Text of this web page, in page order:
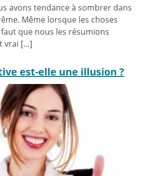
avons tendance à sombrer dans
Même lorsque les choses
que nous les résumions
vrai […]
est-elle une illusion ?